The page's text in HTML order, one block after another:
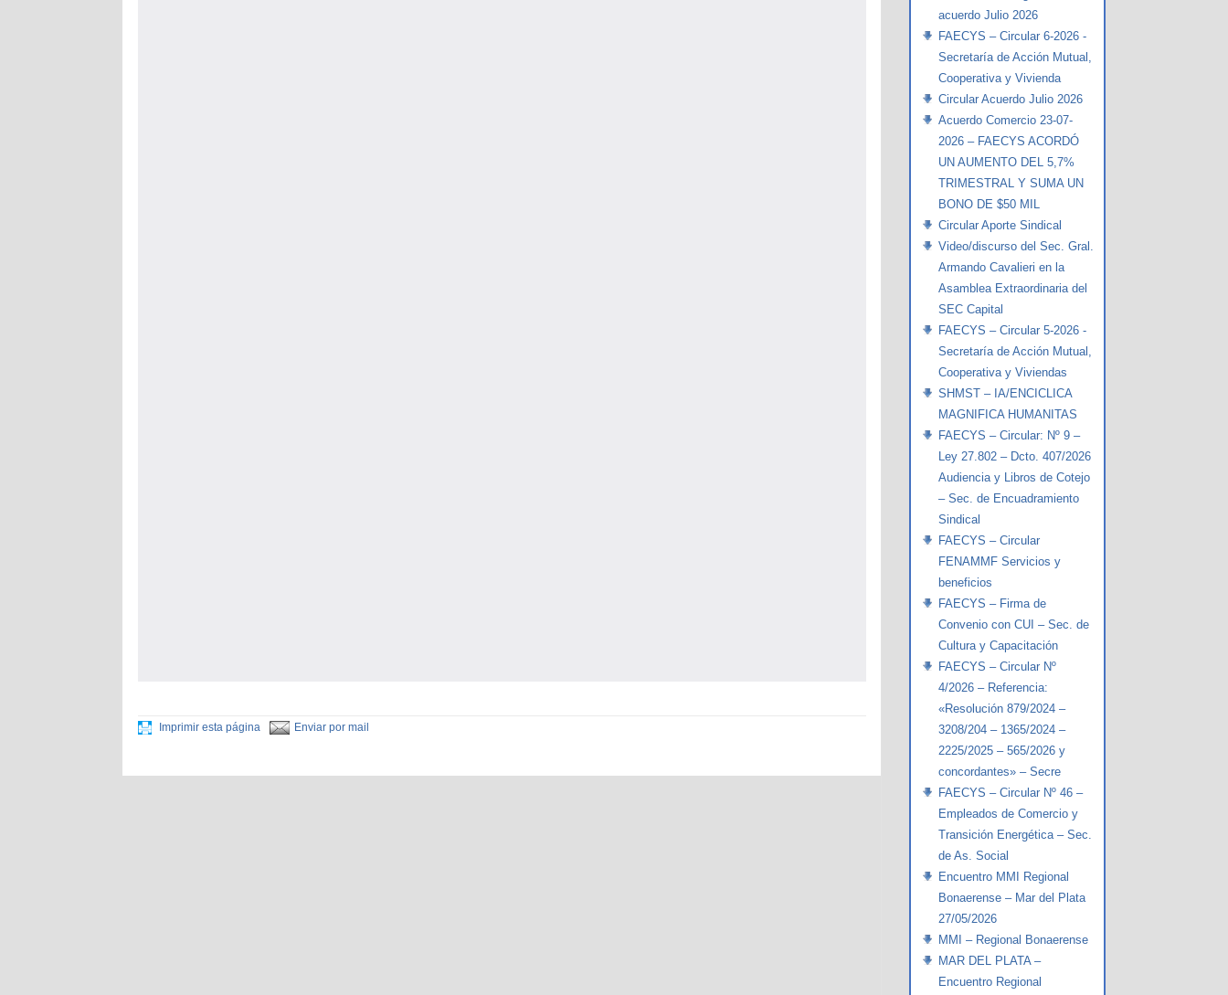
Imprimir esta página Enviar por mail
acuerdo Julio 2026
FAECYS – Circular 6-2026 -
Secretaría de Acción Mutual,
Cooperativa y Vivienda
Circular Acuerdo Julio 2026
Acuerdo Comercio 23-07-
2026 – FAECYS ACORDÓ
UN AUMENTO DEL 5,7%
TRIMESTRAL Y SUMA UN
BONO DE $50 MIL
Circular Aporte Sindical
Video/discurso del Sec. Gral.
Armando Cavalieri en la
Asamblea Extraordinaria del
SEC Capital
FAECYS – Circular 5-2026 -
Secretaría de Acción Mutual,
Cooperativa y Viviendas
SHMST – IA/ENCICLICA
MAGNIFICA HUMANITAS
FAECYS – Circular: Nº 9 –
Ley 27.802 – Dcto. 407/2026
Audiencia y Libros de Cotejo
– Sec. de Encuadramiento
Sindical
FAECYS – Circular
FENAMMF Servicios y
beneficios
FAECYS – Firma de
Convenio con CUI – Sec. de
Cultura y Capacitación
FAECYS – Circular Nº
4/2026 – Referencia:
«Resolución 879/2024 –
3208/204 – 1365/2024 –
2225/2025 – 565/2026 y
concordantes» – Secre
FAECYS – Circular Nº 46 –
Empleados de Comercio y
Transición Energética – Sec.
de As. Social
Encuentro MMI Regional
Bonaerense – Mar del Plata
27/05/2026
MMI – Regional Bonaerense
MAR DEL PLATA –
Encuentro Regional